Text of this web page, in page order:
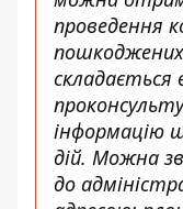
проведення
пошкоджених
складається
інформацію
дій. Можна
до